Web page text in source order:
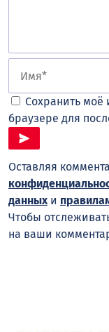
Сохранить моё
браузере для
Оставляя
данныхи
Чтобы
на ваши